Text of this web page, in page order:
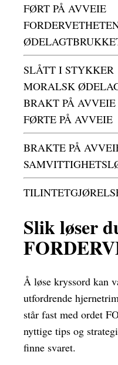
FØRT PÅ AVVEIE
SLÅTT I STYKKER
MORALSK
BRAKT PÅ AVVEIE
FØRTE PÅ AVVEIE
BRAKTE PÅ
Slik løser
Å løse kryssord kan
utfordrende
står fast med ordet
nyttige tips og
finne svaret.